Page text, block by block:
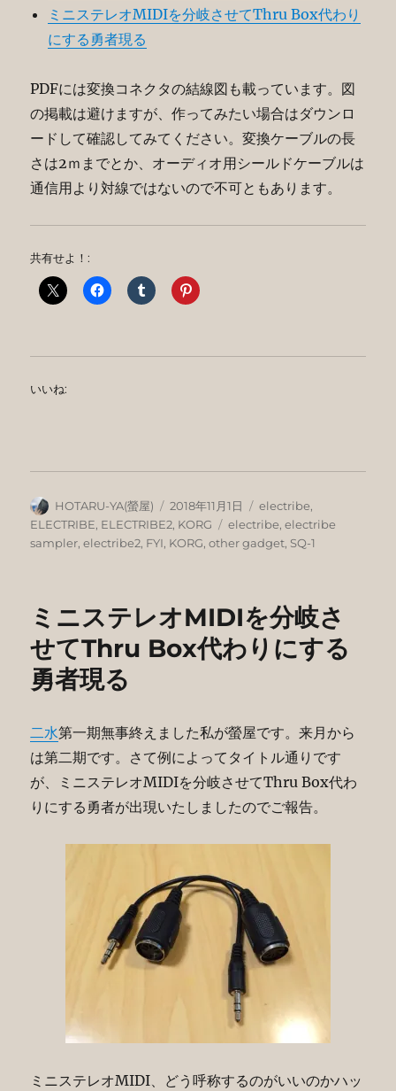
ミニステレオMIDIを分岐させてThru Box代わり
にする勇者現る
PDFには変換コネクタの結線図も載っています。図
の掲載は避けますが、作ってみたい場合はダウンロ
ードして確認してみてください。変換ケーブルの長
さは2ｍまでとか、オーディオ用シールドケーブルは
通信用より対線ではないので不可ともあります。
共有せよ！:
いいね:
投
稿
者
HOTARU-YA(螢屋)
投
稿
日:
2018年11月1日
カ
テ
ゴ
electribe,
ELECTRIBE, ELECTRIBE2, KORG
タ
グ
electribe,electribe
sampler,electribe2, FYI, KORG,other gadget, SQ-1
ミニステレオMIDIを分岐さ
せてThru Box代わりにする
勇者現る
二水第一期無事終えました私が螢屋です。来月から
は第二期です。さて例によってタイトル通りです
が、ミニステレオMIDIを分岐させてThru Box代わ
りにする勇者が出現いたしましたのでご報告。
ミニステレオMIDI、どう呼称するのがいいのかハッ